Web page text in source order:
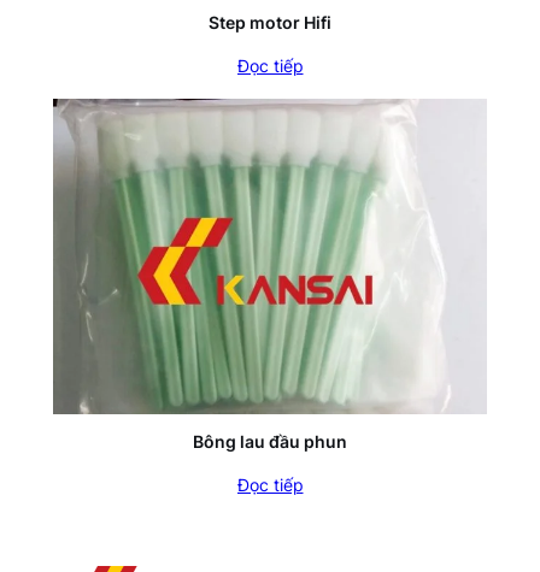
Step motor Hifi
Đọc tiếp
Bông lau đầu phun
Đọc tiếp